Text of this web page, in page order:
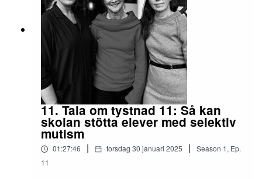
11. Tala om tystnad 11: Så kan
skolan stötta elever med selektiv
mutism
01:27:46 | torsdag 30 januari 2025 | Season 1, Ep.
11